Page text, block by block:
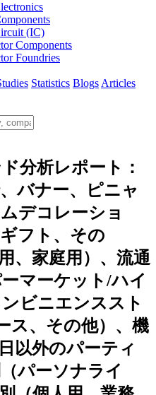
(IC)
Components
Foundries
Statistics Blogs Articles
分析レポート：
バナー、ピニャ
デコレーショ
フト、その
、家庭用）、流通
マーケット/ハイ
ビニエンススト
ス、その他）、機
以外のパーティ
パーソナライ